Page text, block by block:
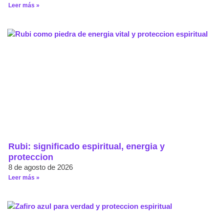
Leer más »
Rubi: significado espiritual, energia y
proteccion
8 de agosto de 2026
Leer más »